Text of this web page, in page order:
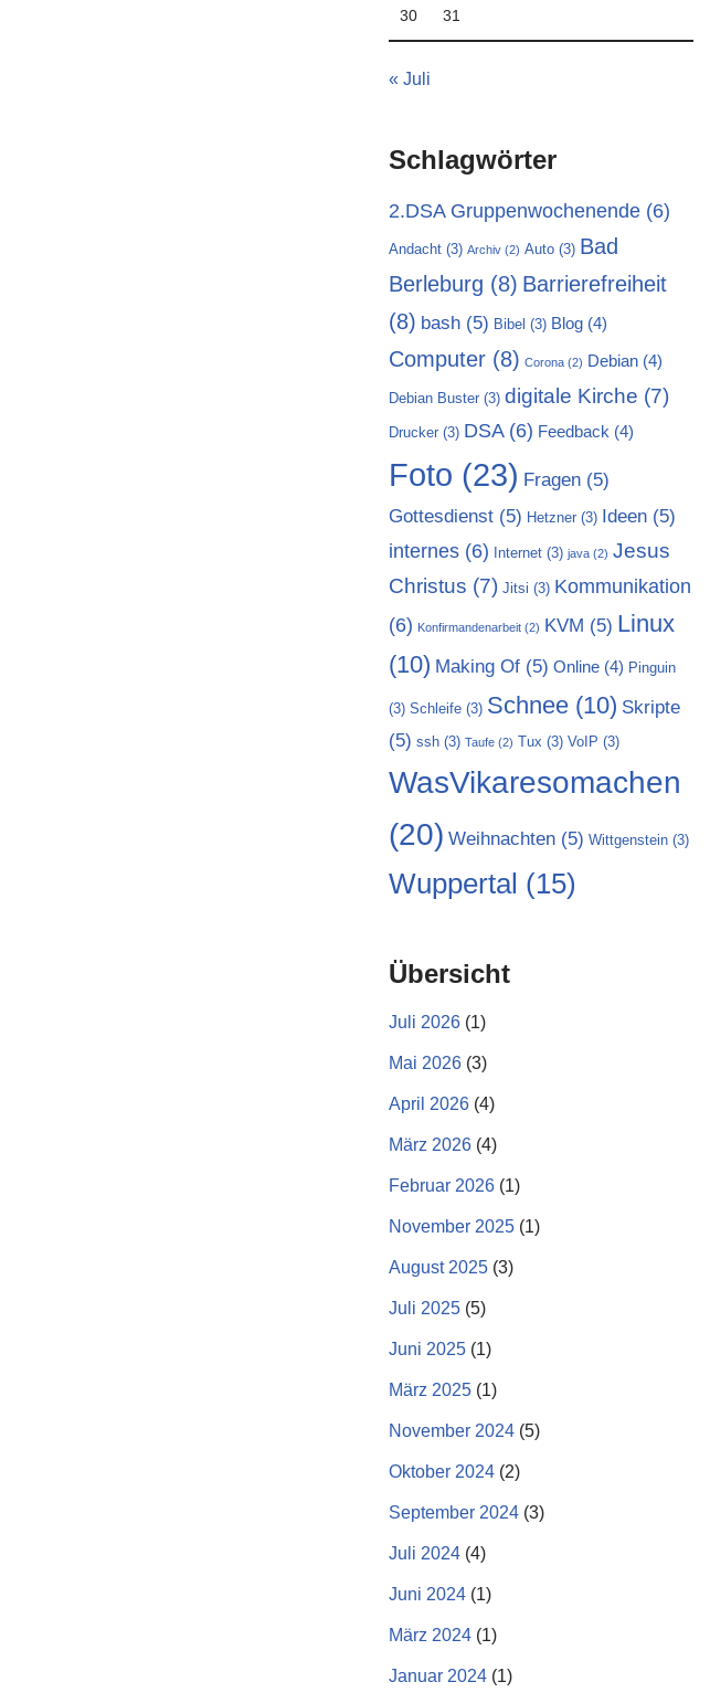
30 31
« Juli
Schlagwörter
2.DSA Gruppenwochenende (6)
Andacht (3) Archiv (2) Auto (3) Bad
Berleburg (8) Barrierefreiheit
(8) bash (5) Bibel (3) Blog (4)
Computer (8) Corona (2) Debian (4)
Debian Buster (3) digitale Kirche (7)
Drucker (3) DSA(6) Feedback (4)
Foto (23) Fragen (5)
Gottesdienst (5) Hetzner (3) Ideen (5)
internes (6) Internet (3) java (2) Jesus
Christus (7) Jitsi (3) Kommunikation
(6) Konfirmandenarbeit (2) KVM (5) Linux
(10) Making Of (5) Online (4) Pinguin
(3) Schleife (3) Schnee (10) Skripte
(5) ssh (3) Taufe (2) Tux (3) VoIP (3)
WasVikaresomachen
(20) Weihnachten (5) Wittgenstein (3)
Wuppertal (15)
Übersicht
Juli 2026 (1)
Mai 2026 (3)
April 2026 (4)
März 2026 (4)
Februar 2026 (1)
November 2025 (1)
August 2025 (3)
Juli 2025 (5)
Juni 2025 (1)
März 2025 (1)
November 2024 (5)
Oktober 2024 (2)
September 2024 (3)
Juli 2024 (4)
Juni 2024 (1)
März 2024 (1)
Januar 2024 (1)